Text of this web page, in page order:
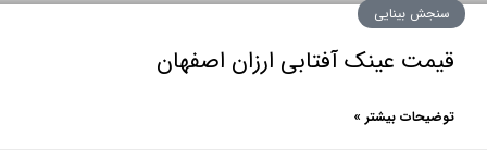
بینایی
عینک آفتابی ارزان اصفهان
بیشتر »